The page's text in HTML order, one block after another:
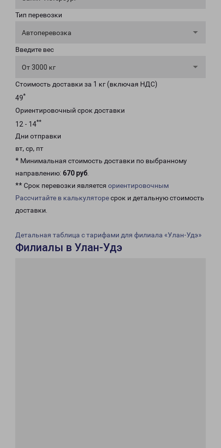
Тип перевозки
Автоперевозка
Введите вес
От 3000 кг
Стоимость доставки за 1 кг (включая НДС)
49*
Ориентировочный срок доставки
12 - 14**
Дни отправки
вт, ср, пт
* Минимальная стоимость доставки по выбранному
направлению: 670 руб.
** Срок перевозки является ориентировочным
Рассчитайте в калькуляторесрок и детальную стоимость
доставки.
Детальная таблица с тарифами для филиала «Улан-Удэ»
Филиалы в Улан-Удэ